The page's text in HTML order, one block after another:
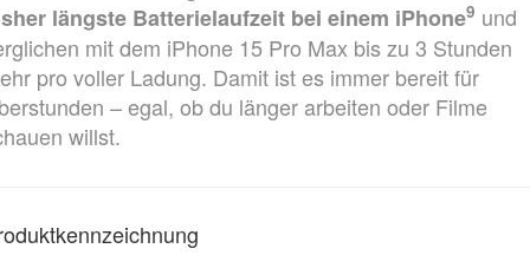
längste Batterielaufzeit bei einem iPhone9 und
mit dem iPhone 15 Pro Max bis zu 3 Stunden
pro voller Ladung. Damit ist es immer bereit für
– egal, ob du länger arbeiten oder Filme
willst.